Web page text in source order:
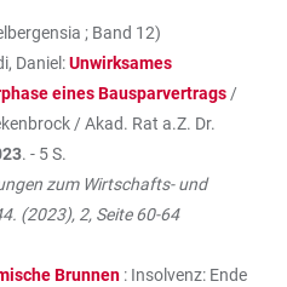
; Band 12)
Daniel:Unwirksames
eines Bausparvertrags /
/ Akad. Rat a.Z. Dr.
. - 5 S.
zum Wirtschafts- und
(2023), 2, Seite 60-64
Brunnen : Insolvenz: Ende